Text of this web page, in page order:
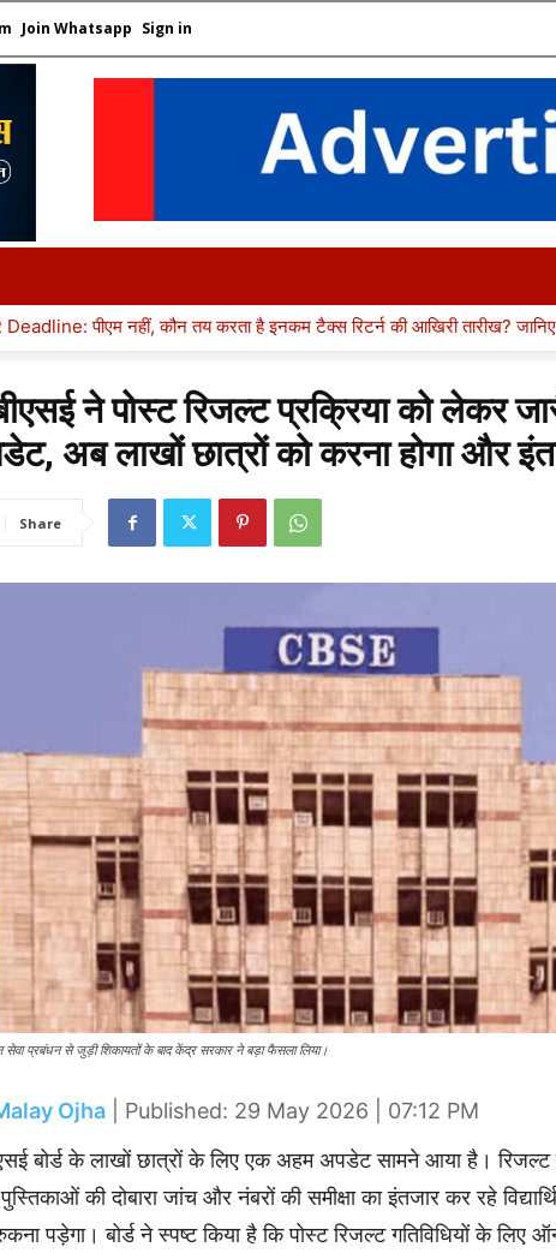
Join Whatsapp Sign in
तय करता है इनकम टैक्स रिटर्न की आखिरी तारीख? जानिए किसके पास है डेडलाइन
ने पोस्ट रिजल्ट प्रक्रिया को लेकर
अब लाखों छात्रों को करना होगा और
Share
प्रबंधन से जुड़ी शिकायतों के बाद केंद्र सरकार ने बड़ा फैसला लिया।
Ojha | Published: 29 May 2026 | 07:12 PM
बोर्ड के लाखों छात्रों के लिए एक अहम अपडेट सामने आया है। रिजल्ट
की दोबारा जांच और नंबरों की समीक्षा का इंतजार कर रहे
पड़ेगा। बोर्ड ने स्पष्ट किया है कि पोस्ट रिजल्ट गतिविधियों के लिए